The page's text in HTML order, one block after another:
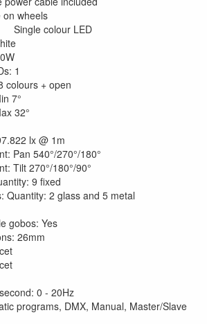
on wheels
colour LED
1
colours + open
7°
32°
lx @ 1m
Pan 540°/270°/180°
Tilt 270°/180°/90°
9 fixed
Quantity: 2 glass and 5 metal
gobos: Yes
26mm
0 - 20Hz
programs, DMX, Manual, Master/Slave